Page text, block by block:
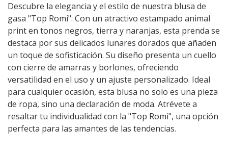
Descubre la elegancia y el estilo de nuestra blusa de
gasa "Top Romi". Con un atractivo estampado animal
print en tonos negros, tierra y naranjas, esta prenda se
destaca por sus delicados lunares dorados que añaden
un toque de sofisticación. Su diseño presenta un cuello
con cierre de amarras y borlones, ofreciendo
versatilidad en el uso y un ajuste personalizado. Ideal
para cualquier ocasión, esta blusa no solo es una pieza
de ropa, sino una declaración de moda. Atrévete a
resaltar tu individualidad con la "Top Romi", una opción
perfecta para las amantes de las tendencias.